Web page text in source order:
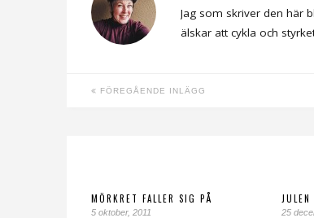
Jag som skriver den här
älskar att cykla och
FÖREGÅENDE INLÄGG
MÖRKRET FALLER SIG PÅ
5 oktober, 2011
JULEN
25